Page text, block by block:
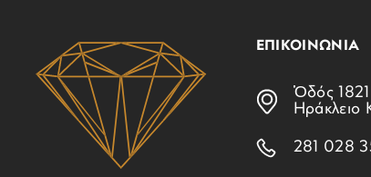
ΕΠΙΚΟΙΝΩΝΙΑ
Ὁδός 1821
Ηράκλειο
281 028